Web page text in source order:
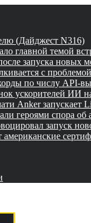
(Дайджест N316)
главной темой
запуска новых
с
по числу API-
ускорителей ИИ
Anker запускает
героями спора об
запуск